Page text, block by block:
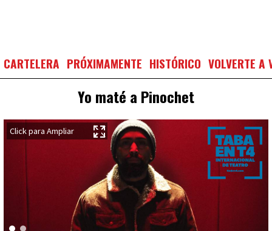
CARTELERA PRÓXIMAMENTE HISTÓRICO VOLVERTE A
Yo maté a Pinochet